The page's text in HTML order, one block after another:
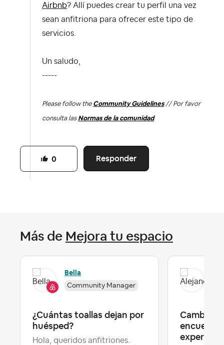
Airbnb? Allí puedes crear tu perfil una vez
sean anfitriona para ofrecer este tipo de
servicios.
Un saludo,
-----
Please follow the Community Guidelines// Por favor
consulta las Normas de la comunidad
Responder
0
Más de Mejora tu espacio
Bella
Community Manager
¿Cuántas toallas dejan por
huésped?
Hola, queridos anfitriones.
Cambio